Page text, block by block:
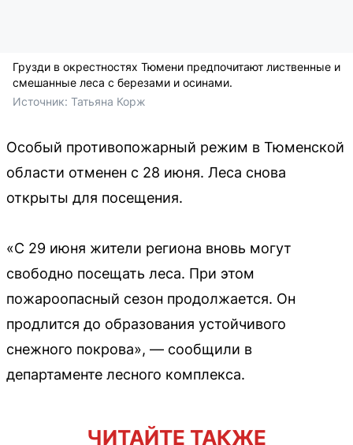
Грузди в окрестностях Тюмени предпочитают лиственные и
смешанные леса с березами и осинами.
Источник: Татьяна Корж
Особый противопожарный режим в Тюменской
области отменен с 28 июня. Леса снова
открыты для посещения.
«С 29 июня жители региона вновь могут
свободно посещать леса. При этом
пожароопасный сезон продолжается. Он
продлится до образования устойчивого
снежного покрова», — сообщили в
департаменте лесного комплекса.
ЧИТАЙТЕ ТАКЖЕ